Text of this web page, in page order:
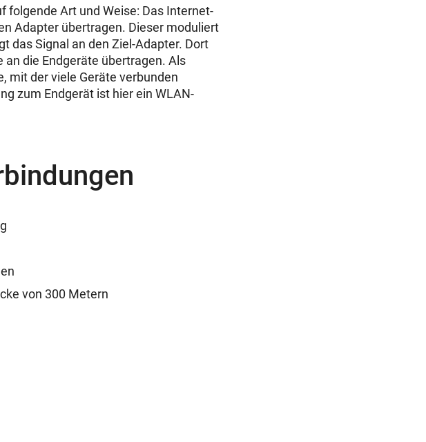
folgende Art und Weise: Das Internet-
Adapter übertragen. Dieser moduliert
das Signal an den Ziel-Adapter. Dort
die Endgeräte übertragen. Als
mit der viele Geräte verbunden
zum Endgerät ist hier ein WLAN-
von 300 Metern